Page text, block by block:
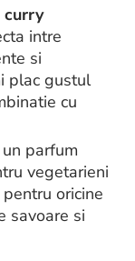
curry
intre
si
plac gustul
cu
parfum
vegetarieni
oricine
savoare si